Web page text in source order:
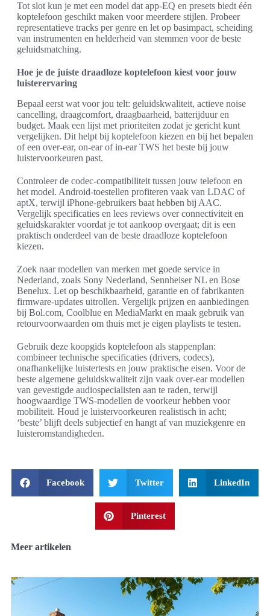
Tot slot kun je met een model dat app-EQ en presets biedt één
koptelefoon geschikt maken voor meerdere stijlen. Probeer
representatieve tracks per genre en let op basimpact, scheiding
van instrumenten en helderheid van stemmen voor de beste
geluidsmatching.
Hoe je de juiste draadloze koptelefoon kiest voor jouw
luisterervaring
Bepaal eerst wat voor jou telt: geluidskwaliteit, actieve noise
cancelling, draagcomfort, draagbaarheid, batterijduur en
budget. Maak een lijst met prioriteiten zodat je gericht kunt
vergelijken. Dit helpt bij koptelefoon kiezen en bij het bepalen
of een over-ear, on-ear of in-ear TWS het beste bij jouw
luistervoorkeuren past.
Controleer de codec-compatibiliteit tussen jouw telefoon en
het model. Android-toestellen profiteren vaak van LDAC of
aptX, terwijl iPhone-gebruikers baat hebben bij AAC.
Vergelijk specificaties en lees reviews over connectiviteit en
geluidskarakter voordat je tot aankoop overgaat; dit is een
praktisch onderdeel van de beste draadloze koptelefoon
kiezen.
Zoek naar modellen van merken met goede service in
Nederland, zoals Sony Nederland, Sennheiser NL en Bose
Benelux. Let op beschikbaarheid, garantie en of fabrikanten
firmware-updates uitrollen. Vergelijk prijzen en aanbiedingen
bij Bol.com, Coolblue en MediaMarkt en maak gebruik van
retourvoorwaarden om thuis met je eigen playlists te testen.
Gebruik deze koopgids koptelefoon als stappenplan:
combineer technische specificaties (drivers, codecs),
onafhankelijke luistertests en jouw praktische eisen. Voor de
beste algemene geluidskwaliteit zijn vaak over-ear modellen
van gevestigde audiospecialisten aan te raden, terwijl
hoogwaardige TWS-modellen de voorkeur hebben voor
mobiliteit. Houd je luistervoorkeuren realistisch in acht;
‘beste’ blijft deels subjectief en hangt af van muziekgenre en
luisteromstandigheden.
Facebook Twitter LinkedIn
Pinterest
Meer artikelen